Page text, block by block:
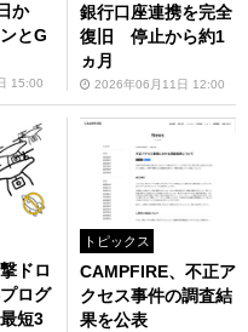
か
とG
15:00
銀行口座連携を完全
復旧 停止から約1
ヵ月
2026年06月11日 12:00
ドロ
ログ
短3
トピックス
CAMPFIRE、不正ア
クセス事件の調査結
果を公表